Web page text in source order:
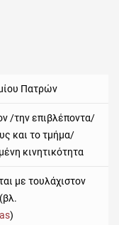
Πατρών
/την επιβλέποντα/
και το τμήμα/
κινητικότητα
με τουλάχιστον
)